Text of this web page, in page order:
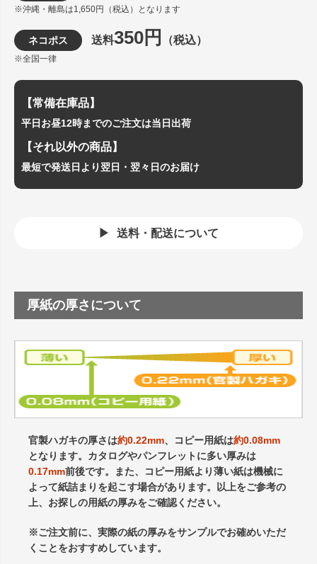
※沖縄・離島は1,650円（税込）となります
ネコポス 送料350円 （税込）
※全国一律
【常備在庫品】
平日お昼12時までのご注文は当日出荷
【それ以外の商品】
最短で発送日より翌日・翌々日のお届け
送料・配送について
厚紙の厚さについて
官製ハガキの厚さは約0.22mm、コピー用紙は約0.08mm
となります。カタログやパンフレットに多い厚みは
0.17mm前後です。また、コピー用紙より薄い紙は機械に
よって紙詰まりを起こす場合があります。以上をご参考の
上、お探しの用紙の厚みをご確認ください。
※ご注文前に、実際の紙の厚みをサンプルでお確めいただ
くことをおすすめしています。